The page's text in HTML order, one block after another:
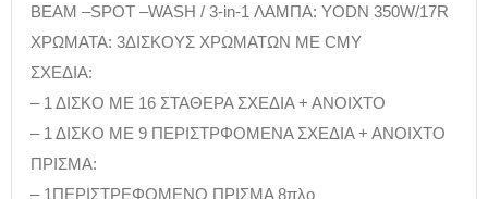
BEAM –SPOT –WASH / 3-in-1 ΛΑΜΠΑ: YODN 350W/17R
ΧΡΩΜΑΤΑ: 3ΔΙΣΚΟΥΣ ΧΡΩΜΑΤΩΝ ΜΕ CMY
ΣΧΕΔΙΑ:
– 1 ΔΙΣΚΟ ΜΕ 16 ΣΤΑΘΕΡΑ ΣΧΕΔΙΑ + ΑΝΟΙΧΤΟ
– 1 ΔΙΣΚΟ ΜΕ 9 ΠΕΡΙΣΤΡΦΟΜΕΝΑ ΣΧΕΔΙΑ + ΑΝΟΙΧΤΟ
ΠΡΙΣΜΑ:
– 1ΠΕΡΙΣΤΡΕΦΟΜΕΝΟ ΠΡΙΣΜΑ 8πλο